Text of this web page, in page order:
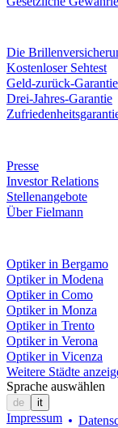
Die
Kostenloser Sehtest
Geld-zurück-Garantie
Drei-Jahres-Garantie
Presse
Investor Relations
Stellenangebote
Über Fielmann
Optiker in Bergamo
Optiker in Modena
Optiker in Como
Optiker in Monza
Optiker in Trento
Optiker in Verona
Optiker in Vicenza
Weitere Städte
Sprache auswählen
de it
Impressum